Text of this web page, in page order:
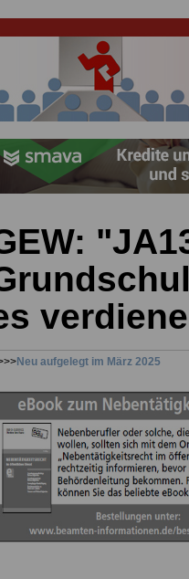
Neu aufgelegt im März 2025